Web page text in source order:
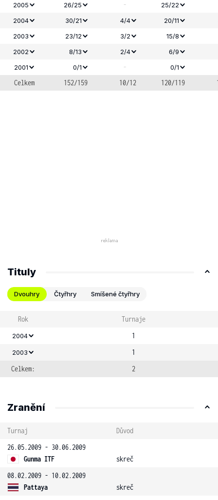
2005
26/25 -
25/22
2004
30/21 4/4 20/11
2003
23/12 3/2
15/8
2002
8/13 2/4
6/9
2001
0/1 - 0/1
Celkem 152/159 10/12 120/119
Tituly
Dvouhry Čtyřhry Smíšené čtyřhry
Rok Turnaje
2004 1
2003
1
Celkem:
2
Zranění
Turnaj
Důvod
26.05.2009 - 30.06.2009
Gunma ITF
skreč
08.02.2009 - 10.02.2009
Pattaya
skreč